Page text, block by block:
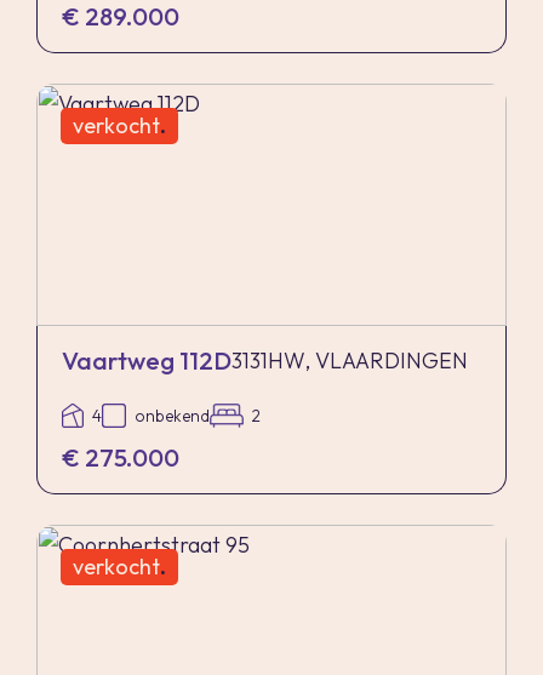
€ 289.000
verkocht.
Vaartweg 112D3131HW, VLAARDINGEN
4 onbekend 2
€ 275.000
verkocht.